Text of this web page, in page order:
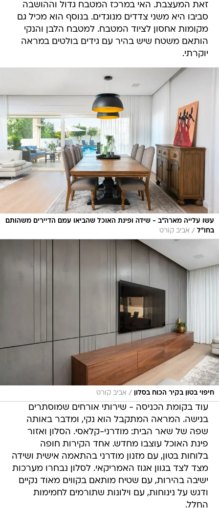
זאת המעצבת. האי במרכז המטבח גדול וההושבה
סביבו היא משני צדדים מנוגדים. בנוסף הוא מכיל גם
מקומות אחסון לציוד המטבח. למטבח הלבן והנקי
הותאם משטח שיש בהיר עם גידים בולטים במראה
יוקרתי.
עשו עלייה מארה"ב - שידה ופינת האוכל שהביאו עמם הדיירים משהותם
בחו"ל / אביב קורט
חיפוי בטון בקיר הכוח בסלון / אביב קורט
עוד בקומת הכניסה - שירותי אורחים שמוסתרים
בנישה. המראה המתקבל הוא נקי, ומדבר באותה
שפה של שאר הבית: מודרני-קלאסי. הסלון ואזור
פינת האוכל עוצבו מחדש. אחד הקירות חופה
בלוחות בטון, עם מזנון מודרני בהתאמה אישית ושידה
מצד לצד בגוון אגוז האמריקאי. לסלון נבחרו מערכות
ישיבה בהירות, עם שטיח מותאם בקווים מאוד נקיים
ודגש על נינוחות, עם וילונות שתורמים לחמימות
החלל.